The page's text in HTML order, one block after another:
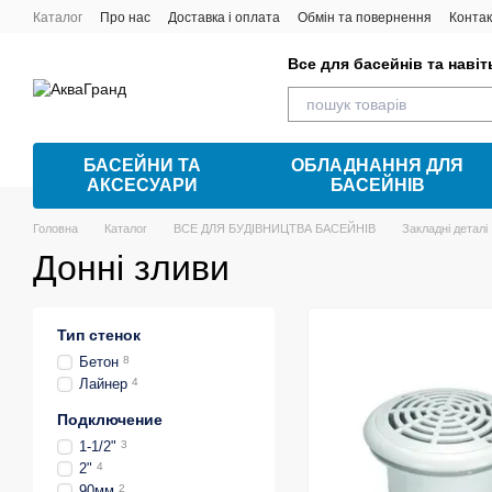
Перейти до основного контенту
Каталог Про нас Доставка і оплата Обмін та повернення
Все для басейнів та
БАСЕЙНИ ТА
АКСЕСУАРИ
ОБЛАДНАННЯ ДЛЯ
БАСЕЙНІВ
Головна Каталог ВСЕ ДЛЯ БУДІВНИЦТВА БАСЕЙНІВ Закладні деталі
Донні зливи
Тип стенок
Бетон 8
Лайнер 4
Подключение
1-1/2" 3
2" 4
2